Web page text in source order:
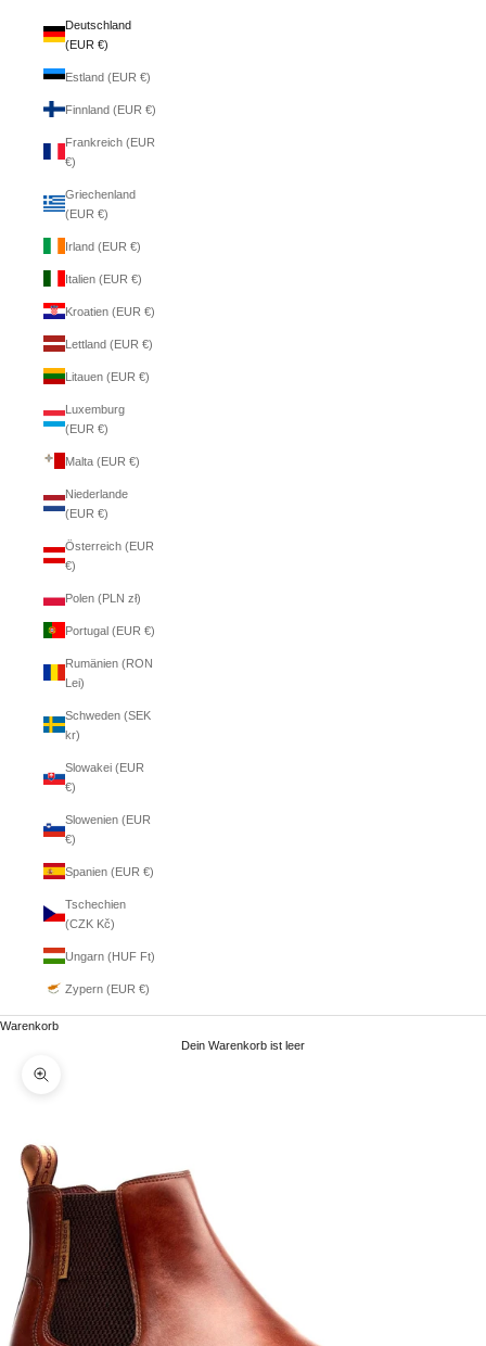
Deutschland
(EUR €)
Estland (EUR €)
Finnland (EUR €)
Frankreich (EUR
€)
Griechenland
(EUR €)
Irland (EUR €)
Italien (EUR €)
Kroatien (EUR €)
Lettland (EUR €)
Litauen (EUR €)
Luxemburg
(EUR €)
Malta (EUR €)
Niederlande
(EUR €)
Österreich (EUR
€)
Polen (PLN zł)
Portugal (EUR €)
Rumänien (RON
Lei)
Schweden (SEK
kr)
Slowakei (EUR
€)
Slowenien (EUR
€)
Spanien (EUR €)
Tschechien
(CZK Kč)
Ungarn (HUF Ft)
Zypern (EUR €)
Warenkorb
Dein Warenkorb ist leer
Bild vergrößern